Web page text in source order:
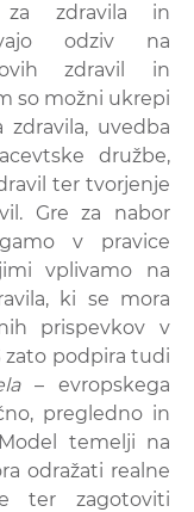
zdravila in
odziv na
zdravil in
so možni ukrepi
uvedba
družbe,
ter tvorjenje
Gre za nabor
v pravice
vplivamo na
ki se mora
prispevkov v
zato podpira tudi
– evropskega
pregledno in
temelji na
odražati realne
ter zagotoviti